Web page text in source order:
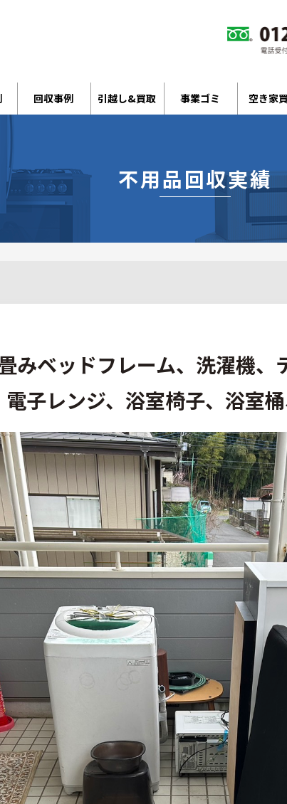
回収事例 引越し&買取 事業ゴミ 空き家
不用品回収実績
みベッドフレーム、洗濯機、
電子レンジ、浴室椅子、浴室